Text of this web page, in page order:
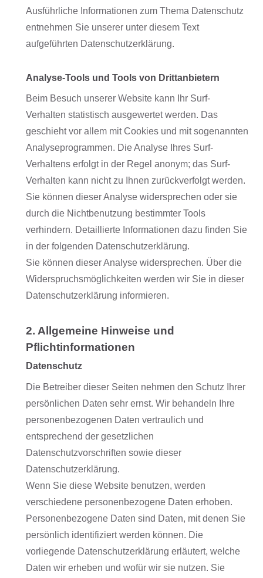
Ausführliche Informationen zum Thema Datenschutz
entnehmen Sie unserer unter diesem Text
aufgeführten Datenschutzerklärung.
Analyse-Tools und Tools von Drittanbietern
Beim Besuch unserer Website kann Ihr Surf-
Verhalten statistisch ausgewertet werden. Das
geschieht vor allem mit Cookies und mit sogenannten
Analyseprogrammen. Die Analyse Ihres Surf-
Verhaltens erfolgt in der Regel anonym; das Surf-
Verhalten kann nicht zu Ihnen zurückverfolgt werden.
Sie können dieser Analyse widersprechen oder sie
durch die Nichtbenutzung bestimmter Tools
verhindern. Detaillierte Informationen dazu finden Sie
in der folgenden Datenschutzerklärung.
Sie können dieser Analyse widersprechen. Über die
Widerspruchsmöglichkeiten werden wir Sie in dieser
Datenschutzerklärung informieren.
2. Allgemeine Hinweise und
Pflichtinformationen
Datenschutz
Die Betreiber dieser Seiten nehmen den Schutz Ihrer
persönlichen Daten sehr ernst. Wir behandeln Ihre
personenbezogenen Daten vertraulich und
entsprechend der gesetzlichen
Datenschutzvorschriften sowie dieser
Datenschutzerklärung.
Wenn Sie diese Website benutzen, werden
verschiedene personenbezogene Daten erhoben.
Personenbezogene Daten sind Daten, mit denen Sie
persönlich identifiziert werden können. Die
vorliegende Datenschutzerklärung erläutert, welche
Daten wir erheben und wofür wir sie nutzen. Sie